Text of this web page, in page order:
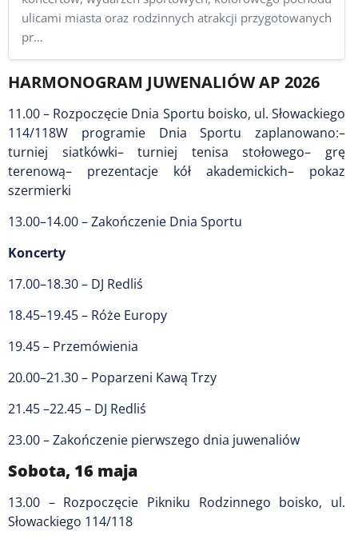
ulicami miasta oraz rodzinnych atrakcji przygotowanych
pr…
HARMONOGRAM JUWENALIÓW AP 2026
11.00 – Rozpoczęcie Dnia Sportu boisko, ul. Słowackiego
114/118W programie Dnia Sportu zaplanowano:–
turniej siatkówki– turniej tenisa stołowego– grę
terenową– prezentacje kół akademickich– pokaz
szermierki
13.00–14.00 – Zakończenie Dnia Sportu
Koncerty
17.00–18.30 – DJ Redliś
18.45–19.45 – Róże Europy
19.45 – Przemówienia
20.00–21.30 – Poparzeni Kawą Trzy
21.45 –22.45 – DJ Redliś
23.00 – Zakończenie pierwszego dnia juwenaliów
Sobota, 16 maja
13.00 – Rozpoczęcie Pikniku Rodzinnego boisko, ul.
Słowackiego 114/118